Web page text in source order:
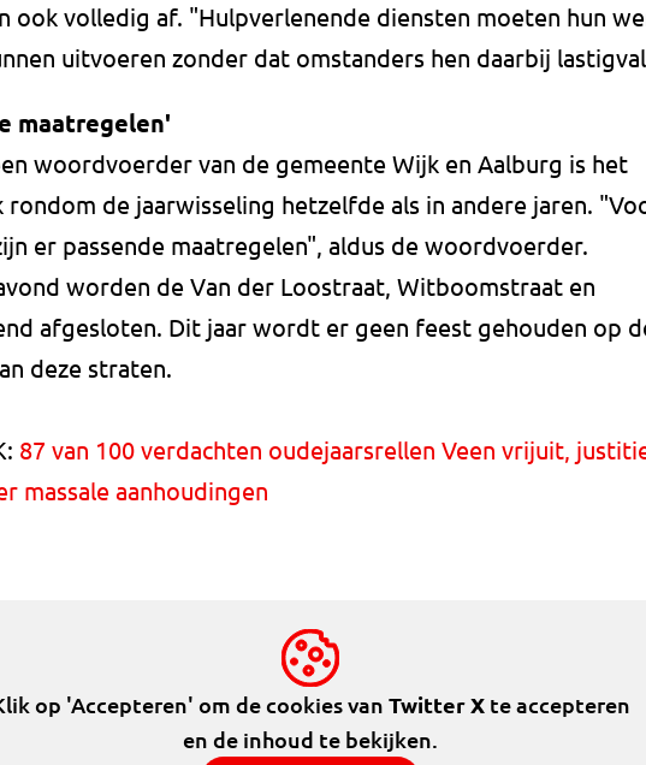
ook volledig af. "Hulpverlenende diensten moeten hun
uitvoeren zonder dat omstanders hen daarbij
maatregelen'
woordvoerder van de gemeente Wijk en Aalburg is het
rondom de jaarwisseling hetzelfde als in andere jaren.
er passende maatregelen", aldus de woordvoerder.
worden de Van der Loostraat, Witboomstraat en
afgesloten. Dit jaar wordt er geen feest gehouden op
deze straten.
87 van 100 verdachten oudejaarsrellen Veen vrijuit,
massale aanhoudingen
op 'Accepteren' om de cookies van Twitter Xte accepteren
en de inhoud te bekijken.